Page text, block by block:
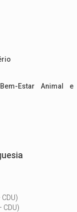
Estar Animal e
CDU)